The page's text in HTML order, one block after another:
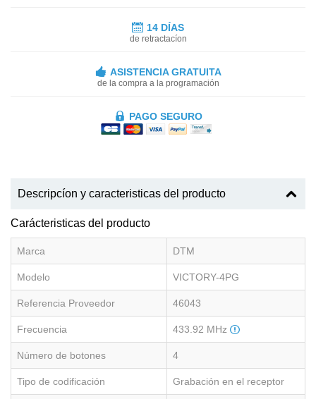
14 DÍAS
de retractacíon
ASISTENCIA GRATUITA
de la compra a la programación
PAGO SEGURO
Descripcíon y caracteristicas del producto
Carácteristicas del producto
Marca DTM
Modelo VICTORY-4PG
Referencia Proveedor 46043
Frecuencia 433.92 MHz
Número de botones 4
Tipo de codificación Grabación en el receptor